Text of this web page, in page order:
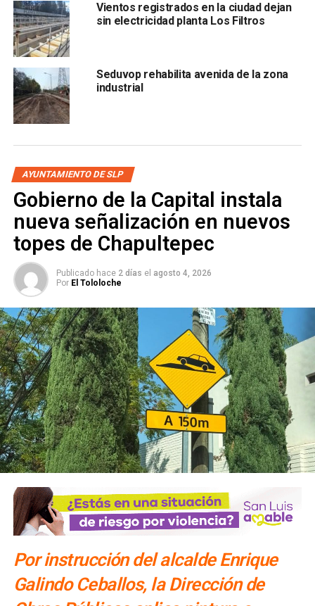
Torres de Imperio Azteca, Las Trancas, Nueva Creación,
San Jorge, Villa Golondrinas, Las Palmas, Villa Fontana, La
Pedroza.
COMISIÓN FEDERAL DE ELECTRICIDAD
OPERACIÓN Y MANTENIMIENTO DEL INTERAPAS
Inauguran mural del Atlético de San Luis en B. Anaya
NO TE PIERDAS
Interapas utilizará solo 200 litros de agua por
segundo de El Realito
Vientos registrados en la ciudad dejan
sin electricidad planta Los Filtros
Seduvop rehabilita avenida de la zona
industrial
AYUNTAMIENTO DE SLP
Gobierno de la Capital instala
nueva señalización en nuevos
topes de Chapultepec
Publicado hace 2 días el agosto 4, 2026
Por El Tololoche
Por instrucción del alcalde Enrique
Galindo Ceballos, la Dirección de